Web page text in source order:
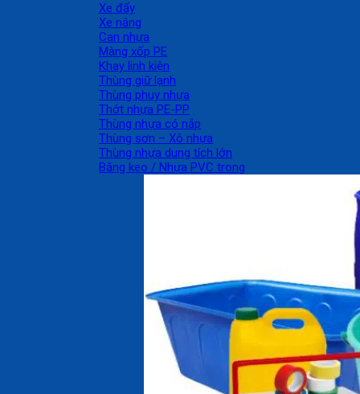
Xe đẩy
Xe nâng
Can nhựa
Màng xốp PE
Khay linh kiện
Thùng giữ lạnh
Thùng phuy nhựa
Thớt nhựa PE-PP
Thùng nhựa có nắp
Thùng sơn – Xô nhựa
Thùng nhựa dung tích lớn
Băng keo / Nhựa PVC trong